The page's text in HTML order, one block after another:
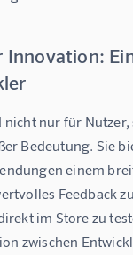
Innovation:
nur für
Bedeutung. Sie
einem
Feedback
im Store zu
zwischen